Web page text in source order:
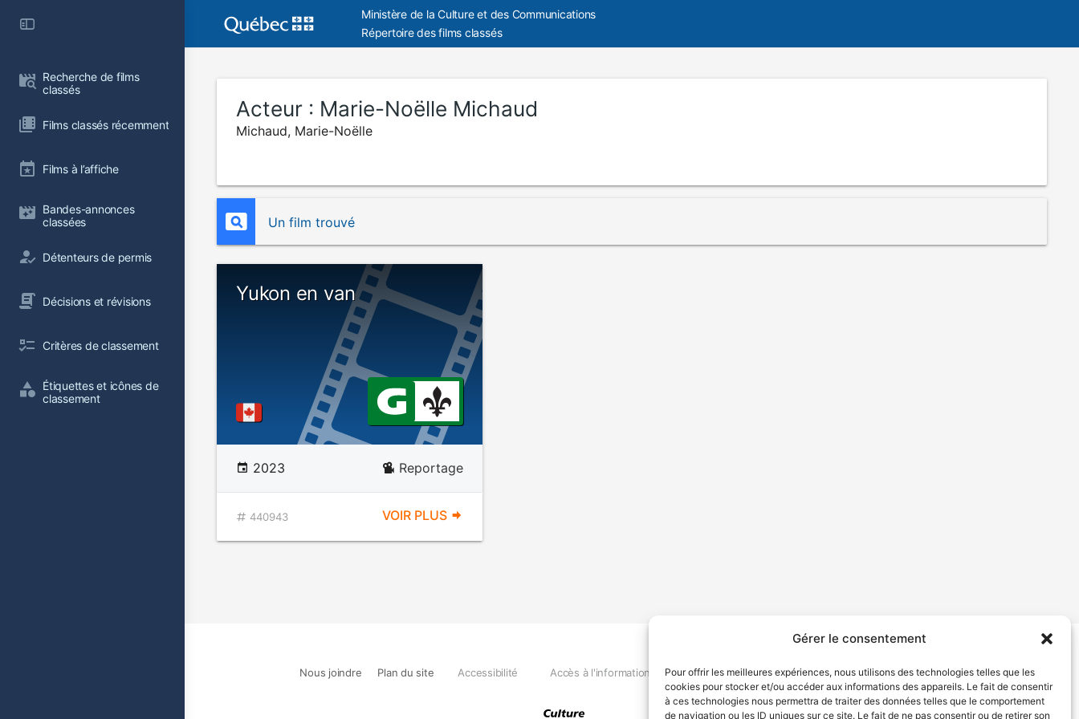
Gérer le consentement
Pour offrir les meilleures expériences, nous utilisons des technologies telles que les
cookies pour stocker et/ou accéder aux informations des appareils. Le fait de consentir
à ces technologies nous permettra de traiter des données telles que le comportement
de navigation ou les ID uniques sur ce site. Le fait de ne pas consentir ou de retirer son
Recherche de films
classés
Films classés récemment
Films à l’affiche
Bandes-annonces
classées
Détenteurs de permis
Décisions et révisions
Critères de classement
Étiquettes et icônes de
classement
Ministère de la Culture et des Communications
Répertoire des films classés
Acteur : Marie-Noëlle Michaud
Michaud, Marie-Noëlle
Un film trouvé
Yukon en van
2023 Reportage
440943 VOIR PLUS
Nous joindre Plan du site Accessibilité Accès à l'information Déclaration de services Politique de confidentialité